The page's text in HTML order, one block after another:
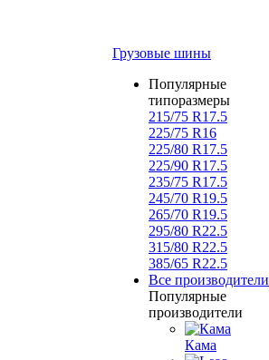
Грузовые шины
Популярные
типоразмеры
215/75 R17.5
225/75 R16
225/80 R17.5
225/90 R17.5
235/75 R17.5
245/70 R19.5
265/70 R19.5
295/80 R22.5
315/80 R22.5
385/65 R22.5
Все производители
Популярные
производители
Кама